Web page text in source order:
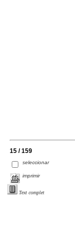
15 / 159
seleccionar
imprimir
Text complet